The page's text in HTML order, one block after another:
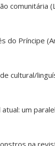
comunitária
do Príncipe
cultural/
um
na